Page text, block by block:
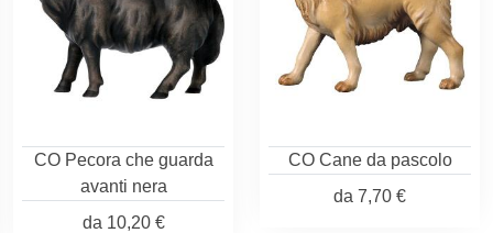
CO Pecora che guarda
avanti nera
da 10,20 €
CO Cane da pascolo
da 7,70 €